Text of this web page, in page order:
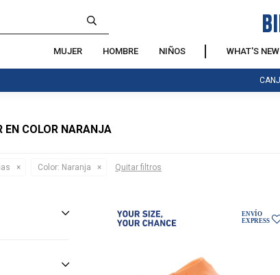
MUJER HOMBRE NIÑOS WHAT'S NEW
EN COLOR NARANJA
Color: Naranja Quitar filtros